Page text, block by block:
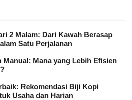
2 Malam: Dari Kawah Berasap
Satu Perjalanan
Manual: Mana yang Lebih Efisien
Rekomendasi Biji Kopi
Usaha dan Harian